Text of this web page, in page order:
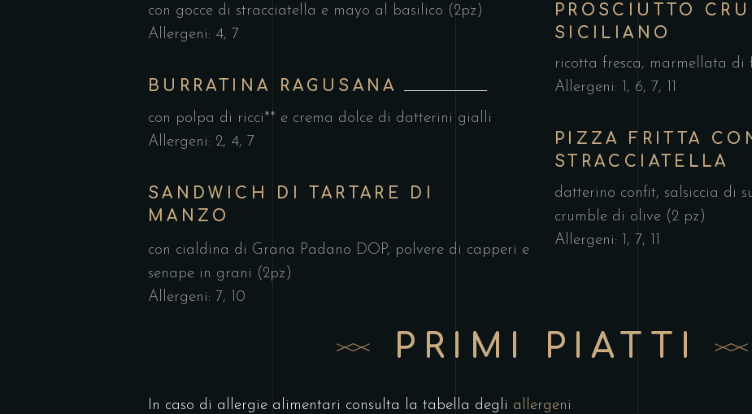
con gocce di stracciatella e mayo al basilico (2pz)
Allergeni: 4, 7
BURRATINA RAGUSANA
con polpa di ricci** e crema dolce di datterini gialli
Allergeni: 2, 4, 7
SANDWICH DI TARTARE DI
MANZO
con cialdina di Grana Padano DOP, polvere di capperi e
senape in grani (2pz)
Allergeni: 7, 10
PROSCIUTTO
SICILIANO
ricotta fresca, marmellata di
Allergeni: 1, 6, 7, 11
PIZZA FRITTA
STRACCIATELLA
datterino confit, salsiccia di
crumble di olive (2 pz)
Allergeni: 1, 7, 11
PRIMI PIATTI
In caso di allergie alimentari consulta la tabella degli allergeni.